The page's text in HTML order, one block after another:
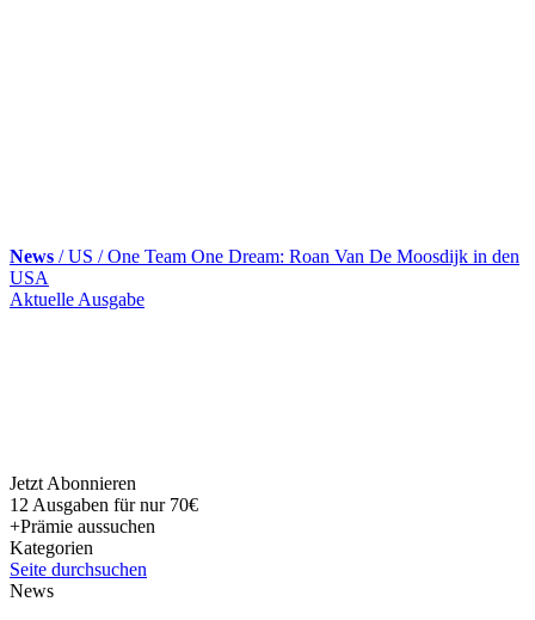
News / US / One Team One Dream: Roan Van De Moosdijk in den
USA
Skip
Aktuelle Ausgabe
Jetzt Abonnieren
12 Ausgaben für nur 70€
+Prämie aussuchen
Kategorien
Seite durchsuchen
News